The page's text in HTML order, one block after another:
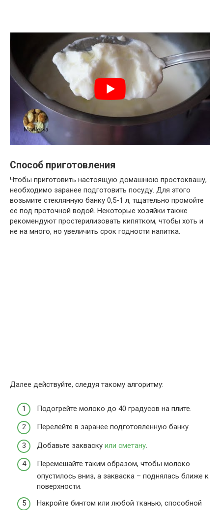
Способ приготовления
Чтобы приготовить настоящую домашнюю простоквашу,
необходимо заранее подготовить посуду. Для этого
возьмите стеклянную банку 0,5-1 л, тщательно промойте
её под проточной водой. Некоторые хозяйки также
рекомендуют простерилизовать кипятком, чтобы хоть и
не на много, но увеличить срок годности напитка.
Далее действуйте, следуя такому алгоритму:
Подогрейте молоко до 40 градусов на плите.
Перелейте в заранее подготовленную банку.
Добавьте закваску или сметану.
Перемешайте таким образом, чтобы молоко
опустилось вниз, а закваска – поднялась ближе к
поверхности.
Накройте бинтом или любой тканью, способной